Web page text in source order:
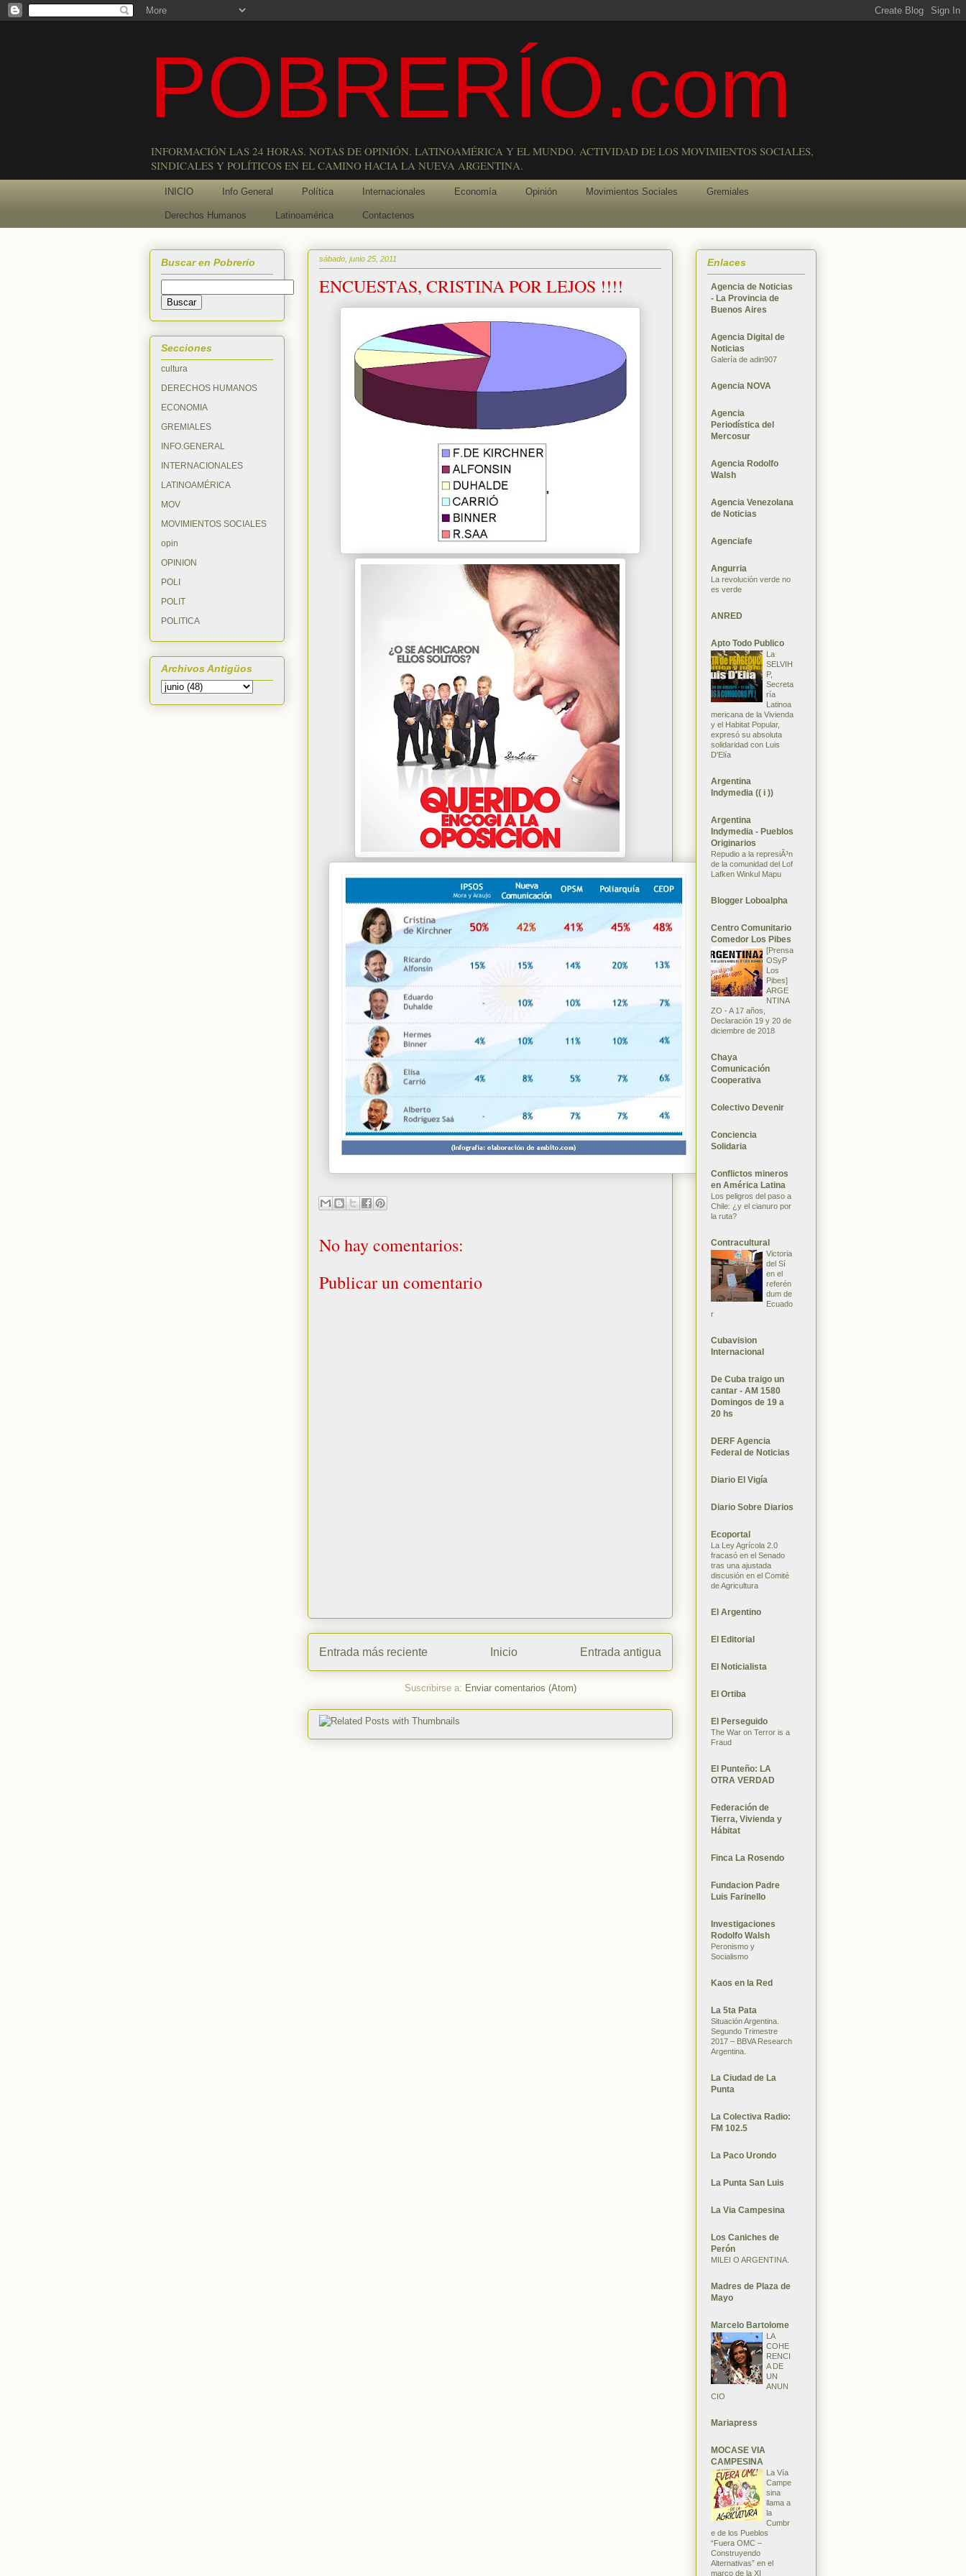
POBRERÍO.com
INFORMACIÓN LAS 24 HORAS. NOTAS DE OPINIÓN. LATINOAMÉRICA Y EL MUNDO. ACTIVIDAD DE LOS MOVIMIENTOS SOCIALES,
SINDICALES Y POLÍTICOS EN EL CAMINO HACIA LA NUEVA ARGENTINA.
INICIO Info General Política Internacionales Economía Opinión Movimientos Sociales Gremiales
Derechos Humanos Latinoamérica Contactenos
sábado, junio 25, 2011
ENCUESTAS, CRISTINA POR LEJOS !!!!
No hay comentarios:
Publicar un comentario
Entrada más reciente Entrada antigua
Inicio
Suscribirse a: Enviar comentarios (Atom)
Buscar en Pobrerío
Secciones
cultura
DERECHOS HUMANOS
ECONOMIA
GREMIALES
INFO.GENERAL
INTERNACIONALES
LATINOAMÉRICA
MOV
MOVIMIENTOS SOCIALES
opin
OPINION
POLI
POLIT
POLITICA
Archivos Antigüos
Enlaces
Agencia de Noticias
- La Provincia de
Buenos Aires
Agencia Digital de
Noticias
Galería de adin907
Agencia NOVA
Agencia
Periodística del
Mercosur
Agencia Rodolfo
Walsh
Agencia Venezolana
de Noticias
Agenciafe
Angurria
La revolución verde no
es verde
ANRED
Apto Todo Publico
La
SELVIH
P,
Secreta
ría
Latinoa
mericana de la Vivienda
y el Habitat Popular,
expresó su absoluta
solidaridad con Luis
D'Elía
Argentina
Indymedia (( i ))
Argentina
Indymedia - Pueblos
Originarios
Repudio a la represiÃ³n
de la comunidad del Lof
Lafken Winkul Mapu
Blogger Loboalpha
Centro Comunitario
Comedor Los Pibes
[Prensa
OSyP
Los
Pibes]
ARGE
NTINA
ZO - A 17 años,
Declaración 19 y 20 de
diciembre de 2018
Chaya
Comunicación
Cooperativa
Colectivo Devenir
Conciencia
Solidaria
Conflictos mineros
en América Latina
Los peligros del paso a
Chile: ¿y el cianuro por
la ruta?
Contracultural
Victoria
del Sí
en el
referén
dum de
Ecuado
r
Cubavision
Internacional
De Cuba traigo un
cantar - AM 1580
Domingos de 19 a
20 hs
DERF Agencia
Federal de Noticias
Diario El Vigía
Diario Sobre Diarios
Ecoportal
La Ley Agrícola 2.0
fracasó en el Senado
tras una ajustada
discusión en el Comité
de Agricultura
El Argentino
El Editorial
El Noticialista
El Ortiba
El Perseguido
The War on Terror is a
Fraud
El Punteño: LA
OTRA VERDAD
Federación de
Tierra, Vivienda y
Hábitat
Finca La Rosendo
Fundacion Padre
Luis Farinello
Investigaciones
Rodolfo Walsh
Peronismo y
Socialismo
Kaos en la Red
La 5ta Pata
Situación Argentina.
Segundo Trimestre
2017 – BBVA Research
Argentina.
La Ciudad de La
Punta
La Colectiva Radio:
FM 102.5
La Paco Urondo
La Punta San Luis
La Via Campesina
Los Caniches de
Perón
MILEI O ARGENTINA.
Madres de Plaza de
Mayo
Marcelo Bartolome
LA
COHE
RENCI
A DE
UN
ANUN
CIO
Mariapress
MOCASE VIA
CAMPESINA
La Vía
Campe
sina
llama a
la
Cumbr
e de los Pueblos
“Fuera OMC –
Construyendo
Alternativas” en el
marco de la XI